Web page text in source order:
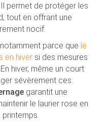
permet de protéger les
tout en offrant une
nocif.
parce que le
en hiversi des mesures
hiver, même un court
sévèrement ces
garantit une
le laurier rose en